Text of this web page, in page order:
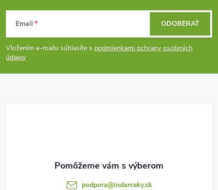
Z
á
p
Email
Vložením e-mailu súhlasíte s podmienkami ochrany osobných
údajov
ODOBERAŤ
podpora@indarceky.sk